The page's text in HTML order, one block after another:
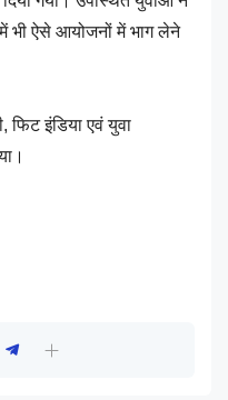
भी ऐसे आयोजनों में भाग लेने
इंडिया एवं युवा